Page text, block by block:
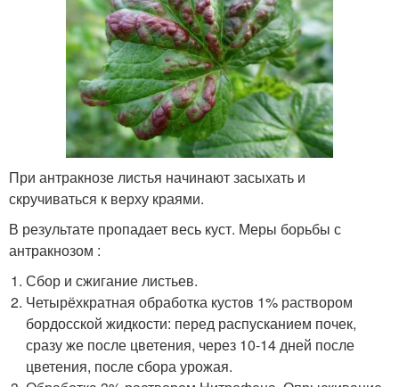
При антракнозе листья начинают засыхать и
скручиваться к верху краями.
В результате пропадает весь куст. Меры борьбы с
антракнозом :
Сбор и сжигание листьев.
Четырёхкратная обработка кустов 1% раствором
бордосской жидкости: перед распусканием почек,
сразу же после цветения, через 10-14 дней после
цветения, после сбора урожая.